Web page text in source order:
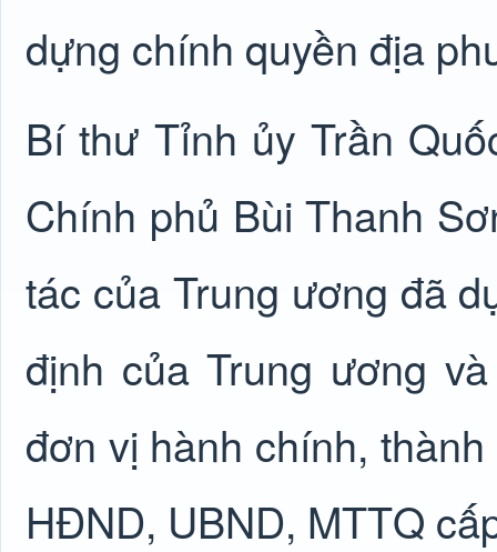
dựng chính quyền địa
Bí thư Tỉnh ủy Trần
Chính phủ Bùi Thanh
tác của Trung ương đã
định của Trung ương
đơn vị hành chính,
HĐND, UBND, MTTQ